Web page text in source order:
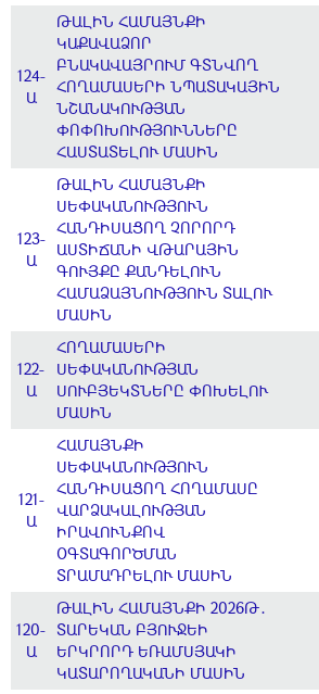
124-
Ա
ԹԱԼԻՆ ՀԱՄԱՅՆՔԻ
ԿԱՔԱՎԱՁՈՐ
ԲՆԱԿԱՎԱՅՐՈՒՄ ԳՏՆՎՈՂ
ՀՈՂԱՄԱՍԵՐԻ ՆՊԱՏԱԿԱՅԻՆ
ՆՇԱՆԱԿՈՒԹՅԱՆ
ՓՈՓՈԽՈՒԹՅՈՒՆՆԵՐԸ
ՀԱՍՏԱՏԵԼՈՒ ՄԱՍԻՆ
123-
Ա
ԹԱԼԻՆ ՀԱՄԱՅՆՔԻ
ՍԵՓԱԿԱՆՈՒԹՅՈՒՆ
ՀԱՆԴԻՍԱՑՈՂ ՉՈՐՈՐԴ
ԱՍՏԻՃԱՆԻ ՎԹԱՐԱՅԻՆ
ԳՈՒՅՔԸ ՔԱՆԴԵԼՈՒՆ
ՀԱՄԱՁԱՅՆՈՒԹՅՈՒՆ ՏԱԼՈՒ
ՄԱՍԻՆ
122-
Ա
ՀՈՂԱՄԱՍԵՐԻ
ՍԵՓԱԿԱՆՈՒԹՅԱՆ
ՍՈՒԲՅԵԿՏՆԵՐԸ ՓՈԽԵԼՈՒ
ՄԱՍԻՆ
121-
Ա
ՀԱՄԱՅՆՔԻ
ՍԵՓԱԿԱՆՈՒԹՅՈՒՆ
ՀԱՆԴԻՍԱՑՈՂ ՀՈՂԱՄԱՍԸ
ՎԱՐՁԱԿԱԼՈՒԹՅԱՆ
ԻՐԱՎՈՒՆՔՈՎ
ՕԳՏԱԳՈՐԾՄԱՆ
ՏՐԱՄԱԴՐԵԼՈՒ ՄԱՍԻՆ
120-
Ա
ԹԱԼԻՆ ՀԱՄԱՅՆՔԻ 2026Թ․
ՏԱՐԵԿԱՆ ԲՅՈՒՋԵԻ
ԵՐԿՐՈՐԴ ԵՌԱՄՍՅԱԿԻ
ԿԱՏԱՐՈՂԱԿԱՆԻ ՄԱՍԻՆ